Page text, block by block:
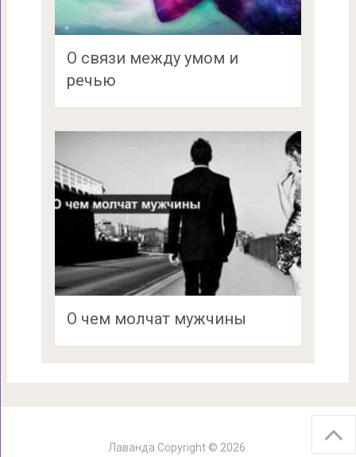
О связи между умом и
речью
О чем молчат мужчины
Лаванда Copyright © 2026.